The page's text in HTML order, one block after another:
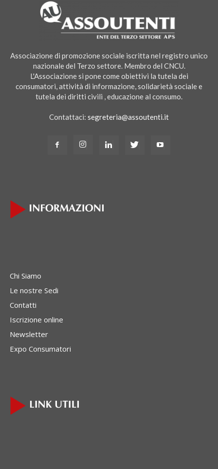
Associazione di promozione sociale iscritta nel registro unico
nazionale del Terzo settore. Membro del CNCU.
L'Associazione si pone come obiettivi la tutela dei
consumatori, attività di informazione, solidarietà sociale e
tutela dei diritti civili , educazione al consumo.
Contattaci: segreteria@assoutenti.it
Chi Siamo
Le nostre Sedi
Contatti
Iscrizione online
Newsletter
Expo Consumatori